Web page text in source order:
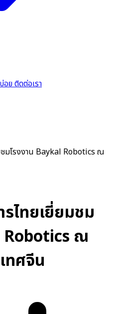
อยติดต่อเรา
มโรงงาน Baykal Robotics ณ
ไทยเยี่ยมชม
Robotics ณ
ทศจีน